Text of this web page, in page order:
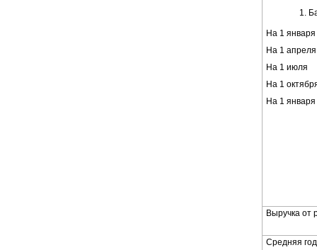
На 1 января
На 1 апреля
На 1 июля
На 1
На 1 января
Выручка от
Средняя